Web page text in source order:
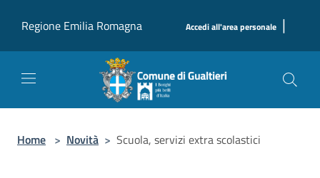
Regione Emilia Romagna
Accedi all'area personale |
Home > Novità > Scuola, servizi extra scolastici